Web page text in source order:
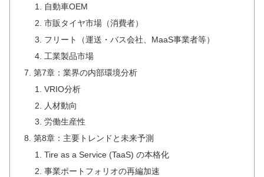
自動車OEM
市販タイヤ市場（消費者）
フリート（運送・バス会社、MaaS事業者等）
工業製品市場
第7章：業界の内部環境分析
VRIO分析
人材動向
労働生産性
第8章：主要トレンドと未来予測
Tire as a Service (TaaS) の本格化
事業ポートフォリオの再編加速